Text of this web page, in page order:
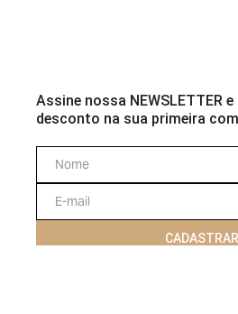
Assine nossa NEWSLETTER e
desconto na sua primeira
CADASTRAR